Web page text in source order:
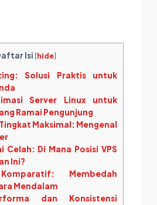
Isi [hide]
Solusi Praktis untuk
Server Linux untuk
Ramai Pengunjung
Maksimal: Mengenal
Celah: Di Mana Posisi VPS
Ini?
Membedah
Mendalam
dan Konsistensi